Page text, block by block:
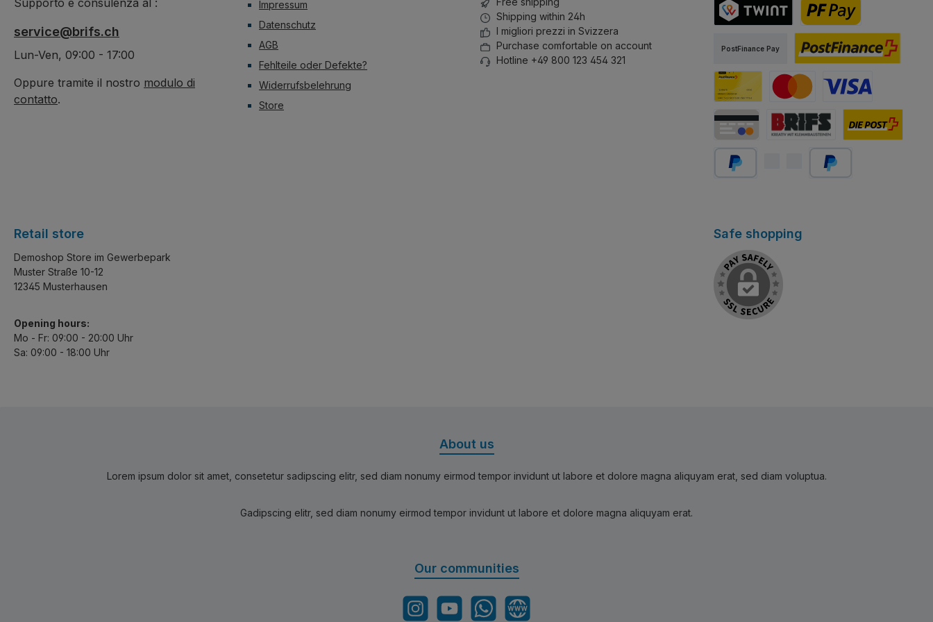
Supporto e consulenza al :
service@brifs.ch
Lun-Ven, 09:00 - 17:00
Oppure tramite il nostro modulo di
contatto.
Impressum
Datenschutz
AGB
Fehlteile oder Defekte?
Widerrufsbelehrung
Store
Shipping within 24h
I migliori prezzi in Svizzera
Purchase comfortable on account
Hotline +49 800 123 454 321
PostFinance Pay
PostFinance Pay
Safe shopping
Retail store
Demoshop Store im Gewerbepark
Muster Straße 10-12
12345 Musterhausen
Opening hours:
Mo - Fr: 09:00 - 20:00 Uhr
Sa: 09:00 - 18:00 Uhr
About us
Lorem ipsum dolor sit amet, consetetur sadipscing elitr, sed diam nonumy eirmod tempor invidunt ut labore et dolore magna aliquyam erat, sed diam voluptua.
Gadipscing elitr, sed diam nonumy eirmod tempor invidunt ut labore et dolore magna aliquyam erat.
Our communities
InstagramYouTube WhatsAppWebsite